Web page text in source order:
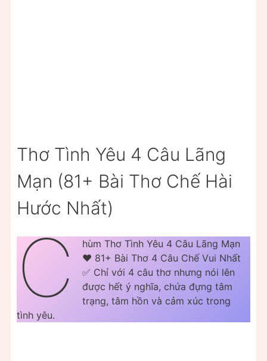
Thơ Tình Yêu 4 Câu Lãng
Mạn (81+ Bài Thơ Chế Hài
Hước Nhất)
C
hùm Thơ Tình Yêu 4 Câu Lãng Mạn
❤️️ 81+ Bài Thơ 4 Câu Chế Vui Nhất
✅ Chỉ với 4 câu thơ nhưng nói lên
được hết ý nghĩa, chứa đựng tâm
trạng, tâm hồn và cảm xúc trong
tình yêu.